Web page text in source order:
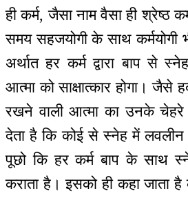
ही कर्म, जैसा नाम वैसा ही श्रेष्ठ
समय सहजयोगी के साथ कर्मयोगी
अर्थात हर कर्म द्वारा बाप से
आत्मा को साक्षात्कार होगा।
रखने वाली आत्मा का उनके
देता है कि कोई से स्नेह में
पूछो कि हर कर्म बाप के साथ
कराता है। इसको ही कहा जाता है